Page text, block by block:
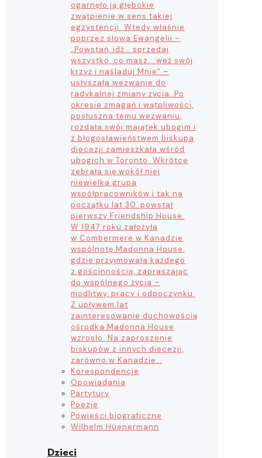
ogarnęło ją głębokie
zwątpienie w sens takiej
egzystencji. Wtedy właśnie
poprzez słowa Ewangelii –
„Powstań, idź… sprzedaj
wszystko, co masz… weź swój
krzyż i naśladuj Mnie” –
usłyszała wezwanie do
radykalnej zmiany życia. Po
okresie zmagań i wątpliwości,
posłuszna temu wezwaniu,
rozdała swój majątek ubogim i
z błogosławieństwem biskupa
diecezji zamieszkała wśród
ubogich w Toronto. Wkrótce
zebrała się wokół niej
niewielka grupa
współpracowników i tak na
początku lat 30. powstał
pierwszy Friendship House.
W 1947 roku założyła
w Combermere w Kanadzie
wspólnotę Madonna House,
gdzie przyjmowała każdego
z gościnnością, zapraszając
do wspólnego życia –
modlitwy, pracy i odpoczynku.
Z upływem lat
zainteresowanie duchowością
ośrodka Madonna House
wzrosło. Na zaproszenie
biskupów z innych diecezji,
zarówno w Kanadzie…
Korespondencje
Opowiadania
Partytury
Poezje
Powieści biograficzne
Wilhelm Hüenermann
Dzieci